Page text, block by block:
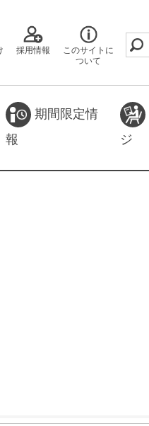
採用情報
このサイトに
ついて
期間限定情
報
ジ